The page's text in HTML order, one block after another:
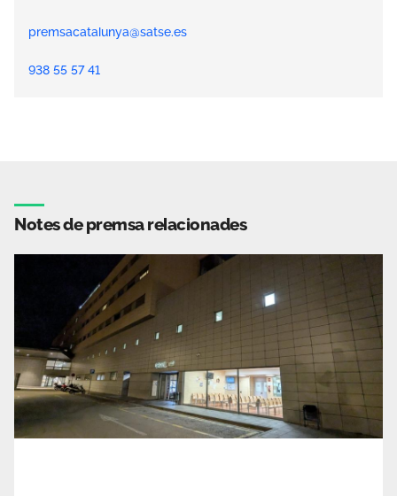
premsacatalunya@satse.es
938 55 57 41
Notes de premsa relacionades